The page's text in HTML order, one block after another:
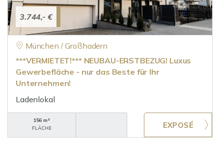
3.744,- €
München / Großhadern
***VERMIETET!*** NEUBAU-ERSTBEZUG! Luxus
Gewerbefläche - nur das Beste für Ihr
Unternehmen!
Ladenlokal
156 m²
FLÄCHE